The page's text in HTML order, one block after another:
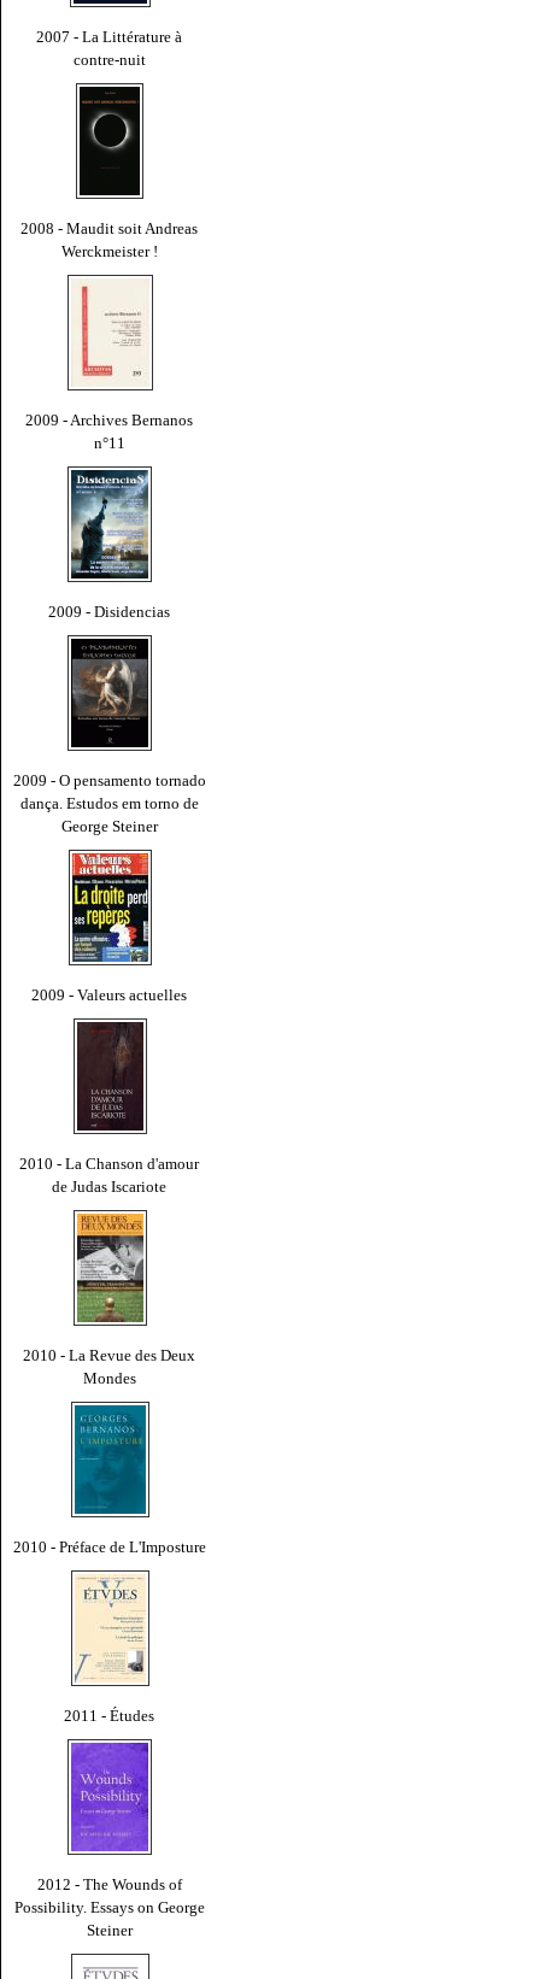
2007 - La Littérature à
contre-nuit
2008 - Maudit soit Andreas
Werckmeister !
2009 - Archives Bernanos
n°11
2009 - Disidencias
2009 - O pensamento tornado
dança. Estudos em torno de
George Steiner
2009 - Valeurs actuelles
2010 - La Chanson d'amour
de Judas Iscariote
2010 - La Revue des Deux
Mondes
2010 - Préface de L'Imposture
2011 - Études
2012 - The Wounds of
Possibility. Essays on George
Steiner